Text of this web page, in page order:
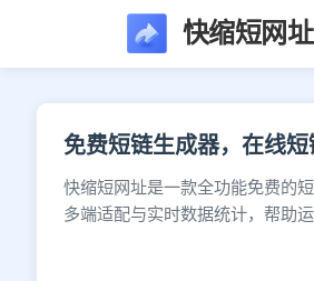
快缩短网址
文章列表 -
免费短链生成器，在线
快缩短网址是一款全功能免费的
多端适配与实时数据统计，帮助